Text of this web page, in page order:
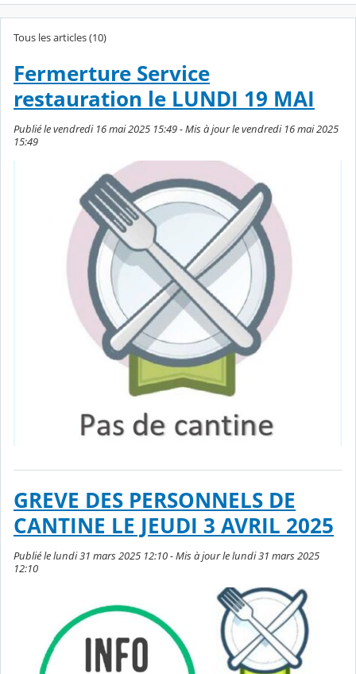
Tous les articles (10)
Fermerture Service
restauration le LUNDI 19 MAI
Publié le vendredi 16 mai 2025 15:49 - Mis à jour le vendredi 16 mai 2025
15:49
GREVE DES PERSONNELS DE
CANTINE LE JEUDI 3 AVRIL 2025
Publié le lundi 31 mars 2025 12:10 - Mis à jour le lundi 31 mars 2025
12:10